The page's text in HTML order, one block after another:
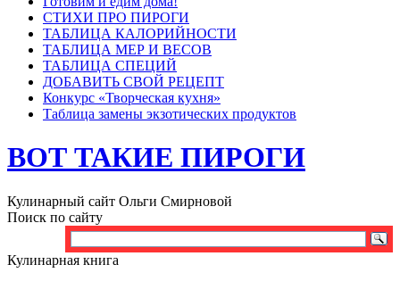
СТИХИ ПРО ПИРОГИ
ТАБЛИЦА КАЛОРИЙНОСТИ
ТАБЛИЦА МЕР И ВЕСОВ
ТАБЛИЦА СПЕЦИЙ
ДОБАВИТЬ СВОЙ РЕЦЕПТ
Конкурс «Творческая кухня»
Таблица замены экзотических продуктов
ВОТ ТАКИЕ ПИРОГИ
Кулинарный сайт Ольги Смирновой
Поиск по сайту
Кулинарная книга